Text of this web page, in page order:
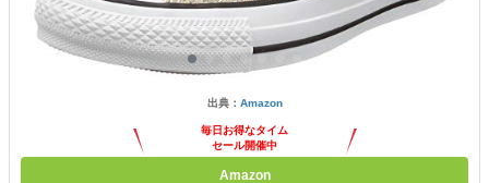
出典： Amazon
毎日お得なタイム
セール開催中
Amazon